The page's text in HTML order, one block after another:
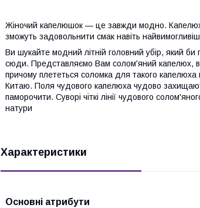
Жіночий капелюшок — це завжди модно.
зможуть задовольнити смак навіть
Ви шукайте модний літній головний убір, який
сюди. Представляємо Вам солом'яний капелюх,
причому плететься соломка для такого
Китаю. Поля чудового капелюха чудово
паморочити. Суворі чіткі лінії чудового
натури
Характеристики
Основні атрибути